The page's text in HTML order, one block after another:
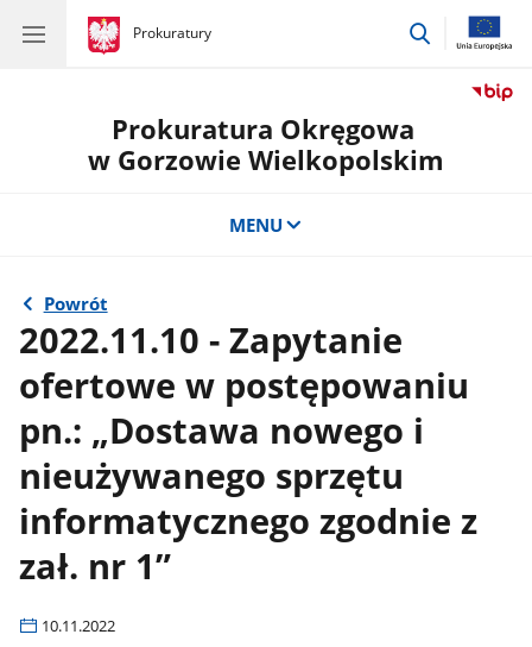
gov.pl
Prokuratury
gov.pl
Prokuratury
przejdź
Prokuratura Okręgowa
w Gorzowie Wielkopolskim
MENU
Powrót
2022.11.10 - Zapytanie
ofertowe w postępowaniu
pn.: „Dostawa nowego i
nieużywanego sprzętu
informatycznego zgodnie z
zał. nr 1”
10.11.2022